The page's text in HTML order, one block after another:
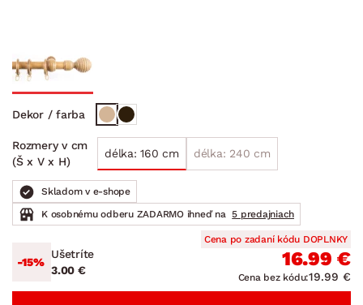
Dekor / farba
Rozmery v cm
(Š x V x H)
délka: 160 cm délka: 240 cm
Skladom v e-shope
K osobnému odberu ZADARMO ihneď na 5 predajniach
-15%
Ušetríte
3.00 €
Cena po zadaní kódu DOPLNKY
16.99 €
Cena bez kódu:19.99 €